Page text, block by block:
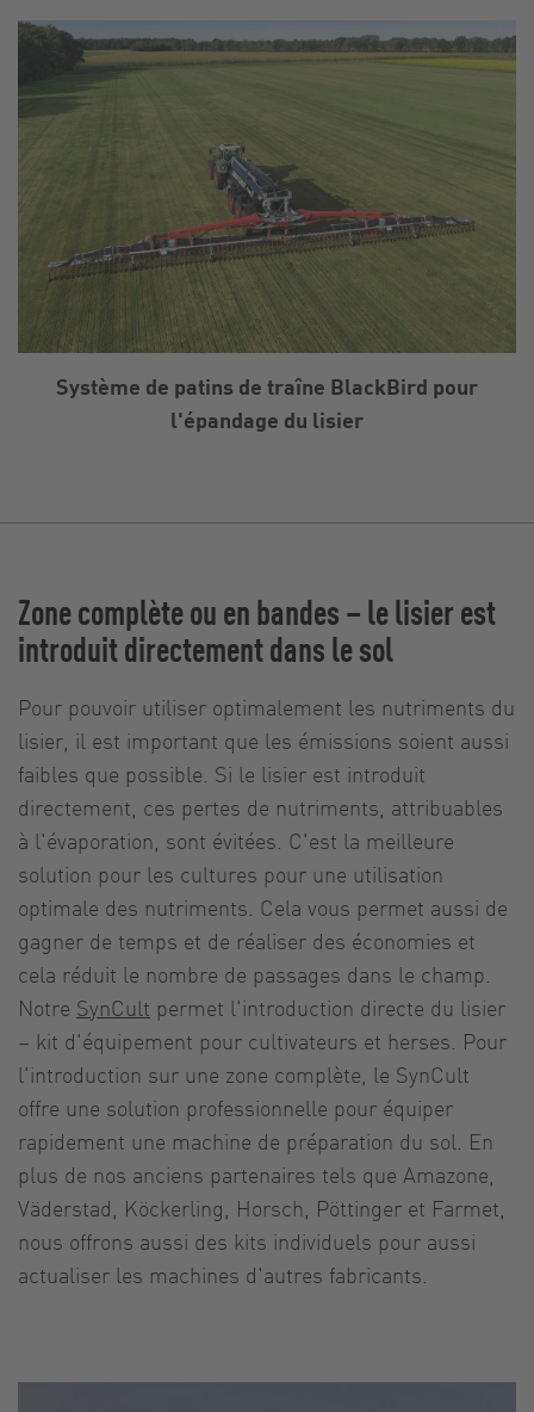
Système de patins de traîne BlackBird pour
l'épandage du lisier
Zone complète ou en bandes – le lisier est
introduit directement dans le sol
Pour pouvoir utiliser optimalement les nutriments du
lisier, il est important que les émissions soient aussi
faibles que possible. Si le lisier est introduit
directement, ces pertes de nutriments, attribuables
à l'évaporation, sont évitées. C'est la meilleure
solution pour les cultures pour une utilisation
optimale des nutriments. Cela vous permet aussi de
gagner de temps et de réaliser des économies et
cela réduit le nombre de passages dans le champ.
Notre SynCult permet l'introduction directe du lisier
– kit d'équipement pour cultivateurs et herses. Pour
l'introduction sur une zone complète, le SynCult
offre une solution professionnelle pour équiper
rapidement une machine de préparation du sol. En
plus de nos anciens partenaires tels que Amazone,
Väderstad, Köckerling, Horsch, Pöttinger et Farmet,
nous offrons aussi des kits individuels pour aussi
actualiser les machines d'autres fabricants.